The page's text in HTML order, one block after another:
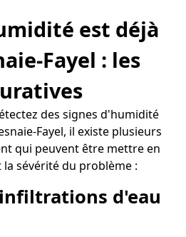
est déjà
Fayel : les
des signes d'humidité
Fayel, il existe plusieurs
qui peuvent être mettre en
la sévérité du problème :
d'eau